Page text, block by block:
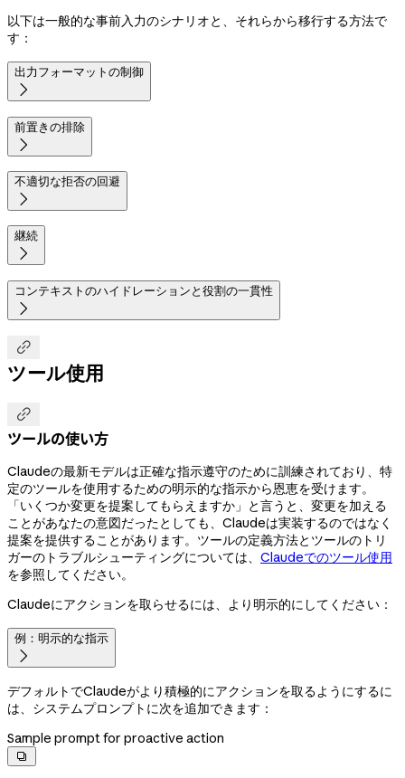
以下は一般的な事前入力のシナリオと、それらから移行する方法で
す：
出力フォーマットの制御

前置きの排除

不適切な拒否の回避

継続

コンテキストのハイドレーションと役割の一貫性


ツール使用

ツールの使い方
Claudeの最新モデルは正確な指示遵守のために訓練されており、特
定のツールを使用するための明示的な指示から恩恵を受けます。
「いくつか変更を提案してもらえますか」と言うと、変更を加える
ことがあなたの意図だったとしても、Claudeは実装するのではなく
提案を提供することがあります。ツールの定義方法とツールのトリ
ガーのトラブルシューティングについては、 Claudeでのツール使用
を参照してください。
Claudeにアクションを取らせるには、より明示的にしてください：
例：明示的な指示

デフォルトでClaudeがより積極的にアクションを取るようにするに
は、システムプロンプトに次を追加できます：
Sample prompt for proactive action
